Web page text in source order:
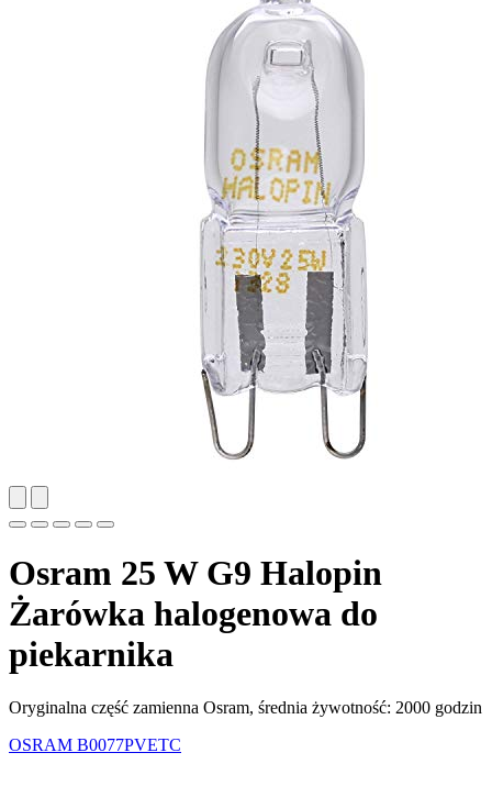
Osram 25 W G9 Halopin
Żarówka halogenowa do
piekarnika
Oryginalna część zamienna Osram, średnia żywotność: 2000 godzin
OSRAM B0077PVETC